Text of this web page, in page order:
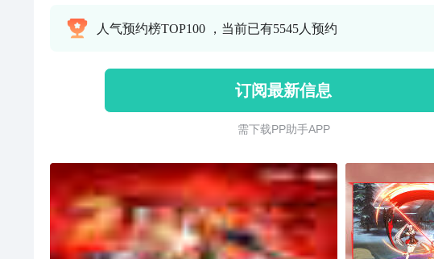
人气预约榜TOP100 ，当前已有5545人预约
订阅最新信息
需 下 载 P P 助 手 A P P